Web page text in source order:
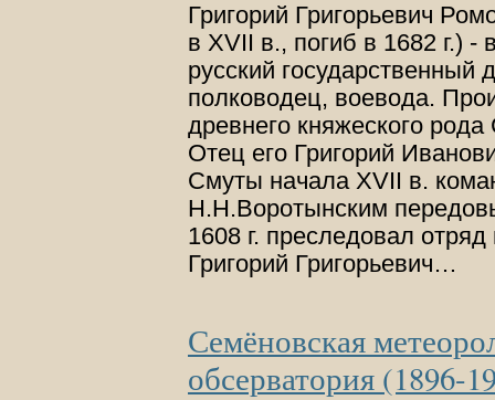
Григорий Григорьевич
в XVII в., погиб в 1682 г.)
русский государственный
полководец, воевода.
древнего княжеского
Отец его Григорий
Смуты начала XVII в.
Н.Н.Воротынским
1608 г. преследовал
Григорий Григорьевич…
Семёновская
обсерватория (1896-